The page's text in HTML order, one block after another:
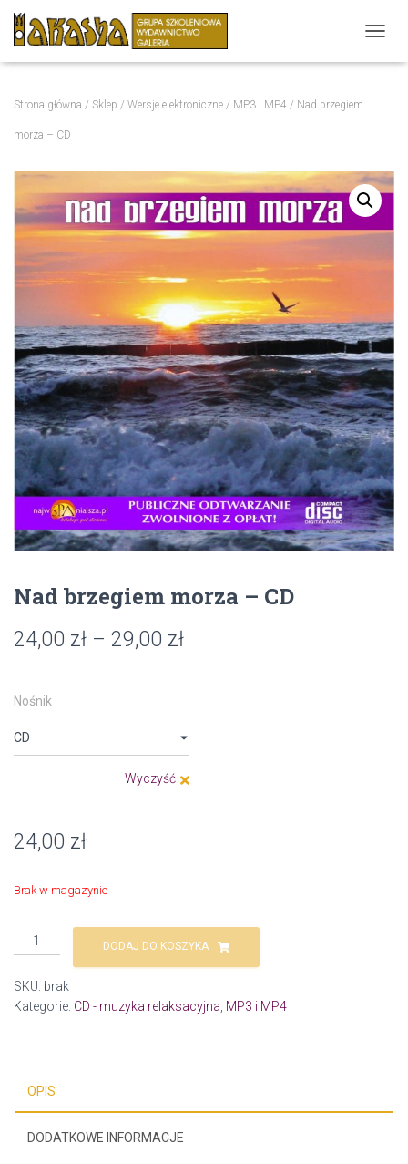
R
N
A
W
I
Ę
Strona główna / Sklep / Wersje elektroniczne / MP3 i MP4 / Nad brzegiem
morza – CD
Nad brzegiem morza – CD
24,00 zł – 29,00 zł
Nośnik
Wyczyść
24,00 zł
Brak w magazynie
ilość
Nad
brzegiem
morza
DODAJ DO KOSZYKA
SKU: brak
Kategorie: CD - muzyka relaksacyjna MP3 i MP4
OPIS
DODATKOWE INFORMACJE